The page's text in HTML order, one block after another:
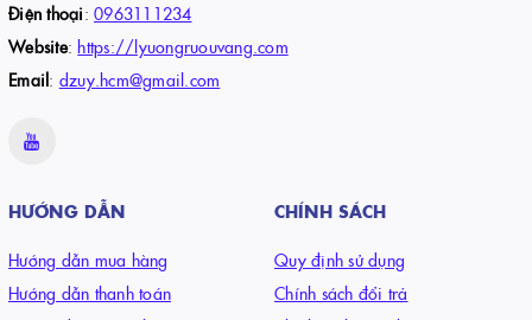
Điện thoại: 0963111234
Website:https://lyuongruouvang.com
Email: dzuy.hcm@gmail.com
HƯỚNG DẪN
Hướng dẫn mua hàng
Hướng dẫn thanh toán
CHÍNH SÁCH
Quy định sử dụng
Chính sách đổi trả